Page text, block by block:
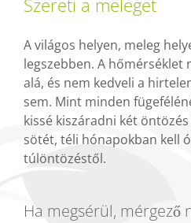
Szereti a meleget
A világos helyen, meleg
legszebben. A hőmérséklet
alá, és nem kedveli a
sem. Mint minden
kissé kiszáradni két
sötét, téli hónapokban kell
túlöntözéstől.
Ha megsérül, mérgező